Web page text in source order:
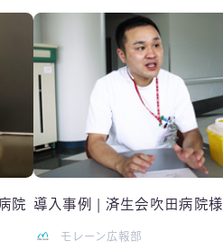
院
導入事例 | 済生会吹田病院様
モレーン広報部